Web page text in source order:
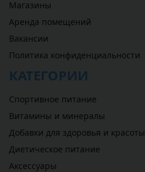
Магазины
Аренда помещений
Вакансии
Политика конфиденциальности
КАТЕГОРИИ
Спортивное питание
Витамины и минералы
Добавки для здоровья и красоты
Диетическое питание
Аксессуары